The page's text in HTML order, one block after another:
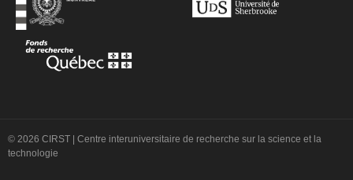
© 2026 CIRST | Centre interuniversitaire de recherche sur la science et la
technologie